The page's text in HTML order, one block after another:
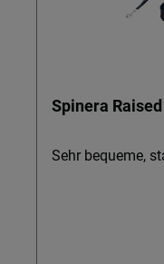
Spinera
Sehr bequeme,